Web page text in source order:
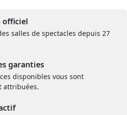
officiel
salles de spectacles depuis 27
garanties
disponibles vous sont
attribuées.